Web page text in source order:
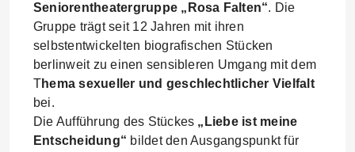
Seniorentheatergruppe „Rosa Falten“. Die
Gruppe trägt seit 12 Jahren mit ihren
selbstentwickelten biografischen Stücken
berlinweit zu einen sensibleren Umgang mit dem
Thema sexueller und geschlechtlicher Vielfalt
bei.
Die Aufführung des Stückes „Liebe ist meine
Entscheidung“ bildet den Ausgangspunkt für